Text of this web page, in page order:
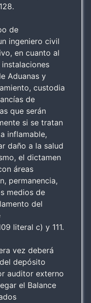
de
ingeniero civil
en cuanto al
Aduanas y
custodia
de
que serán
si se tratan
inflamable,
daño a la salud
el dictamen
áreas
permanencia,
medios de
del
literal c) y 111.
vez deberá
depósito
auditor externo
el Balance